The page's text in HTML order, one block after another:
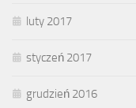
luty 2017
styczeń 2017
grudzień 2016